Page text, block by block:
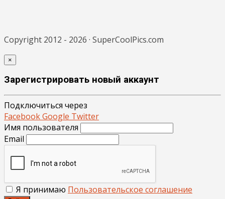
Copyright 2012 - 2026 · SuperCoolPics.com
×
Зарегистрировать новый аккаунт
Подключиться через
FacebookGoogle Twitter
Имя пользователя
Email
Я принимаю Пользовательское соглашение